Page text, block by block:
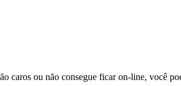
caros ou não consegue ficar on-line, você